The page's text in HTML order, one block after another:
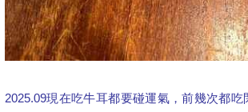
2025.09現在吃牛耳都要碰運氣，前幾次都